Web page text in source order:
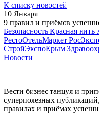
К списку новостей
10 Января
9 правил и приёмов
Безопасность Красная нить
РестоОтельМаркет
СтройЭкспоКрым
Новости
Вести бизнес танцуя и
суперполезных
правилах и приёмах